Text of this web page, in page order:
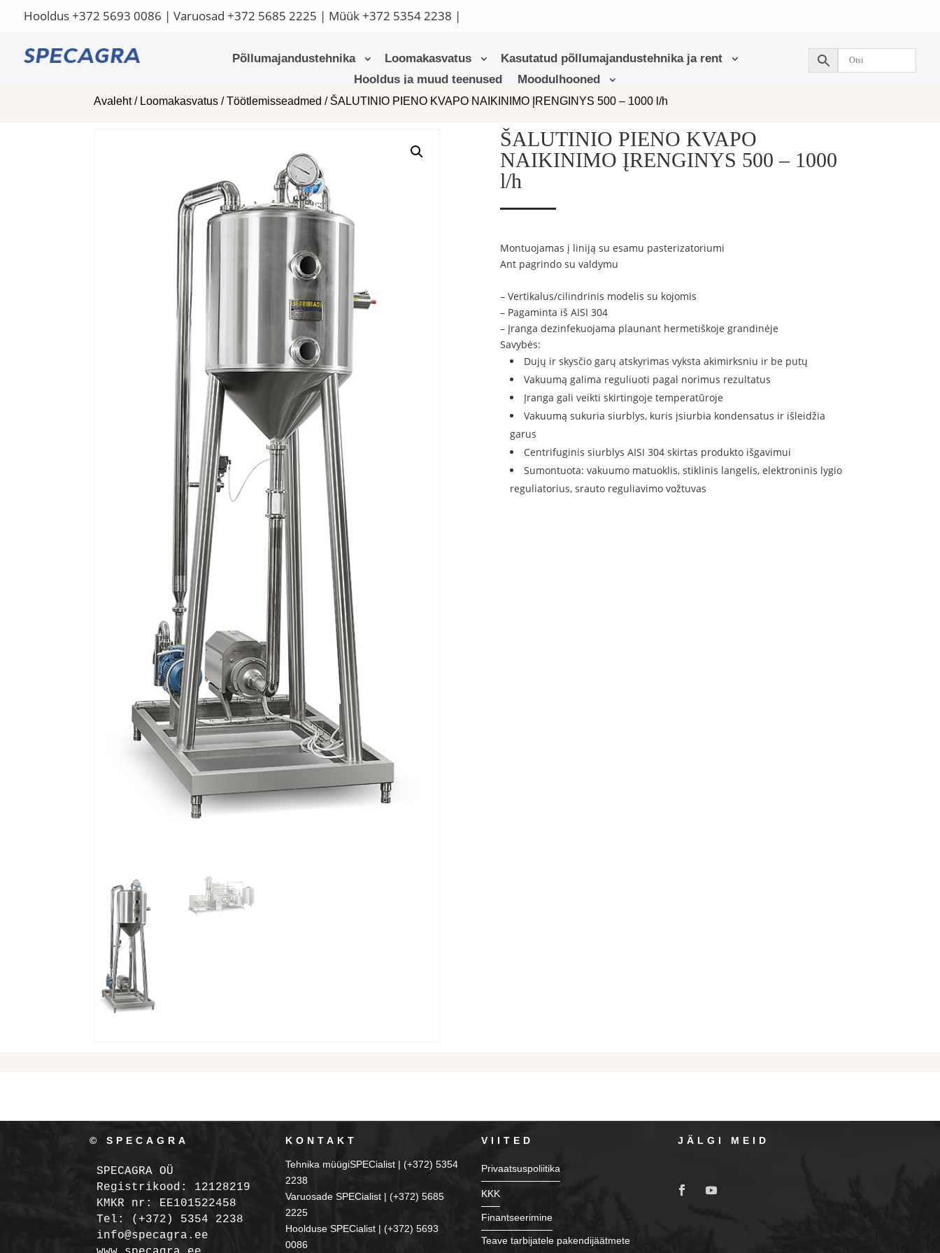
Hooldus+372 5693 0086 | Varuosad +372 5685 2225 | Müük+372 5354 2238 |
Põllumajandustehnika Loomakasvatus
Kasutatud põllumajandustehnika ja rent
Hooldus ja muud teenused
Moodulhooned
Avaleht/ Loomakasvatus /Töötlemisseadmed / ŠALUTINIO PIENO KVAPO NAIKINIMO ĮRENGINYS 500 – 1000 l/h
ŠALUTINIO PIENO KVAPO
NAIKINIMO ĮRENGINYS 500 – 1000
l/h
Montuojamas į liniją su esamu pasterizatoriumi
Ant pagrindo su valdymu
– Vertikalus/cilindrinis modelis su kojomis
– Pagaminta iš AISI 304
– Įranga dezinfekuojama plaunant hermetiškoje grandinėje
Savybės:
Dujų ir skysčio garų atskyrimas vyksta akimirksniu ir be putų
Vakuumą galima reguliuoti pagal norimus rezultatus
Įranga gali veikti skirtingoje temperatūroje
Vakuumą sukuria siurblys, kuris įsiurbia kondensatus ir išleidžia
garus
Centrifuginis siurblys AISI 304 skirtas produkto išgavimui
Sumontuota: vakuumo matuoklis, stiklinis langelis, elektroninis lygio
reguliatorius, srauto reguliavimo vožtuvas
© SPECAGRA
SPECAGRA OÜ
Registrikood: 12128219
KMKR nr: EE101522458
Tel: (+372) 5354 2238
info@specagra.ee
KONTAKT
Tehnika müügiSPECialist | (+372) 5354
2238
Varuosade SPECialist | (+372) 5685
2225
Hoolduse SPECialist | (+372) 5693
0086
VIITED
Privaatsuspoliitika
KKK
Finantseerimine
Teave tarbijatele pakendijäätmete
JÄLGI MEID